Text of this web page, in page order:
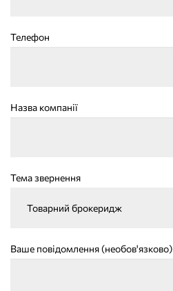
Телефон
Назва компанії
Тема звернення
Ваше повідомлення (необов'язково)